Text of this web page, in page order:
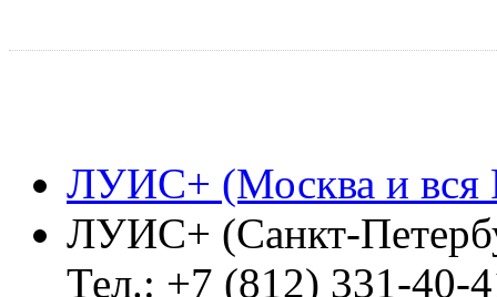
ЛУИС+ (Москва и вся
ЛУИС+ (Санкт-
Тел.: +7 (812) 331-40-